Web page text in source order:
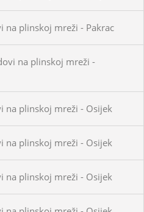
na plinskoj mreži - Pakrac
na plinskoj mreži -
na plinskoj mreži - Osijek
na plinskoj mreži - Osijek
na plinskoj mreži - Osijek